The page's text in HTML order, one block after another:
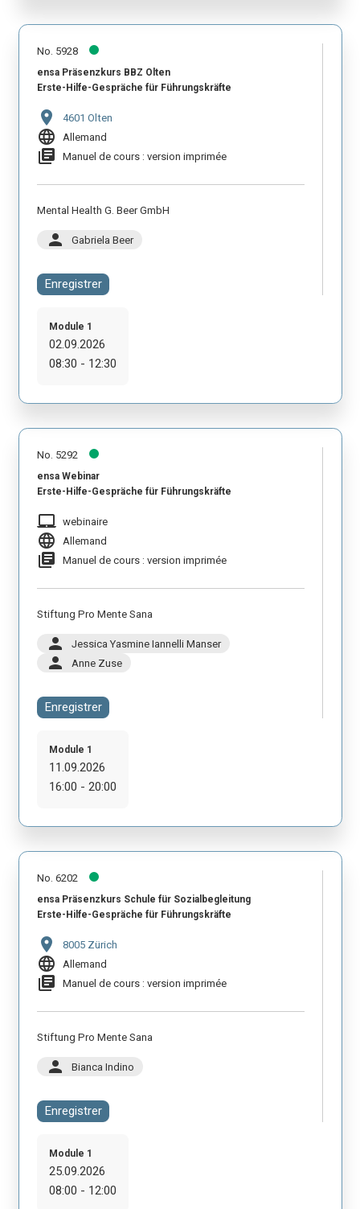
No. 5928
ensa Präsenzkurs BBZ Olten
Erste-Hilfe-Gespräche für Führungskräfte
location_on 4601 Olten
language Allemand
library_books Manuel de cours : version imprimée
Mental Health G. Beer GmbH
person Gabriela Beer
Enregistrer
Module 1
02.09.2026
08:30 - 12:30
No. 5292
ensa Webinar
Erste-Hilfe-Gespräche für Führungskräfte
laptop_mac webinaire
language Allemand
library_books Manuel de cours : version imprimée
Stiftung Pro Mente Sana
person Jessica Yasmine Iannelli Manser
person Anne Zuse
Enregistrer
Module 1
11.09.2026
16:00 - 20:00
No. 6202
ensa Präsenzkurs Schule für Sozialbegleitung
Erste-Hilfe-Gespräche für Führungskräfte
location_on 8005 Zürich
language Allemand
library_books Manuel de cours : version imprimée
Stiftung Pro Mente Sana
person Bianca Indino
Enregistrer
Module 1
25.09.2026
08:00 - 12:00